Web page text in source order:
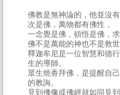
佛教是無神論的，他並沒
次是佛，萬物都有佛性，
一念覺是佛，頓悟是佛，求
佛不是萬能的神也不是救世
釋迦牟尼是一位智慧和德
生的導師。
眾生燒香拜佛，是提醒自
的教誨。
見到佛像或佛經就如同見